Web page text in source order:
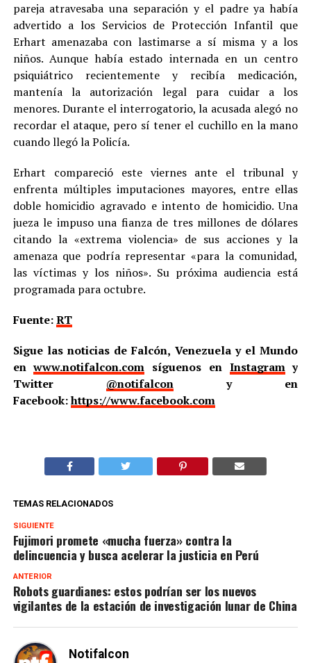
pareja atravesaba una separación y el padre ya había
advertido a los Servicios de Protección Infantil que
Erhart amenazaba con lastimarse a sí misma y a los
niños. Aunque había estado internada en un centro
psiquiátrico recientemente y recibía medicación,
mantenía la autorización legal para cuidar a los
menores. Durante el interrogatorio, la acusada alegó no
recordar el ataque, pero sí tener el cuchillo en la mano
cuando llegó la Policía.
Erhart compareció este viernes ante el tribunal y
enfrenta múltiples imputaciones mayores, entre ellas
doble homicidio agravado e intento de homicidio. Una
jueza le impuso una fianza de tres millones de dólares
citando la «extrema violencia» de sus acciones y la
amenaza que podría representar «para la comunidad,
las víctimas y los niños». Su próxima audiencia está
programada para octubre.
Fuente:RT
Sigue las noticias de Falcón, Venezuela y el Mundo
enwww.notifalcon.com síguenos en Instagramy
Twitter @notifalcony en
Facebook:https://www.facebook.com
TEMAS RELACIONADOS
SIGUIENTE
Fujimori promete «mucha fuerza» contra la
delincuencia y busca acelerar la justicia en Perú
ANTERIOR
Robots guardianes: estos podrían ser los nuevos
vigilantes de la estación de investigación lunar de China
Notifalcon